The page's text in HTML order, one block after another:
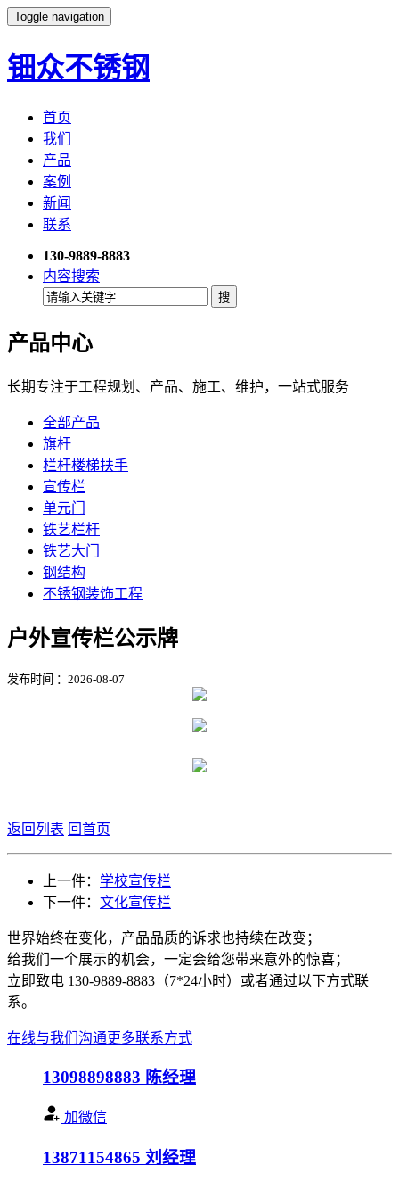
Toggle navigation
钿众不锈钢
首页
我们
产品
案例
新闻
联系
130-9889-8883
内容搜索
产品中心
长期专注于工程规划、产品、施工、维护，一站式服务
全部产品
旗杆
栏杆楼梯扶手
宣传栏
单元门
铁艺栏杆
铁艺大门
钢结构
不锈钢装饰工程
户外宣传栏公示牌
发布时间 ：2026-08-07
返回列表 回首页
上一件： 学校宣传栏
下一件： 文化宣传栏
世界始终在变化，产品品质的诉求也持续在改变；
给我们一个展示的机会，一定会给您带来意外的惊喜；
立即致电 130-9889-8883（7*24小时）或者通过以下方式联
系。
在线与我们沟通更多联系方式
13098898883 陈经理
加微信
13871154865 刘经理